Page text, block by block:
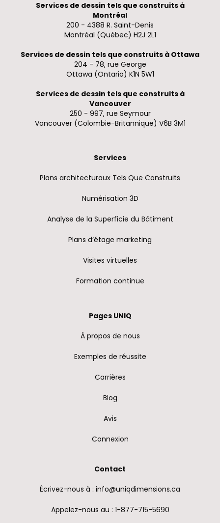
Services de dessin tels que construits à
Montréal
200 - 4388 R. Saint-Denis
Montréal (Québec) H2J 2L1
Services de dessin tels que construits à Ottawa
204 - 78, rue George
Ottawa (Ontario) K1N 5W1
Services de dessin tels que construits à
Vancouver
250 - 997, rue Seymour
Vancouver (Colombie-Britannique) V6B 3M1
Services
Plans architecturaux Tels Que Construits
Numérisation 3D
Analyse de la Superficie du Bâtiment
Plans d’étage marketing
Visites virtuelles
Formation continue
Pages UNIQ
À propos de nous
Exemples de réussite
Carrières
Blog
Avis
Connexion
Contact
Écrivez-nous à : info@uniqdimensions.ca
Appelez-nous au : 1-877-715-5690